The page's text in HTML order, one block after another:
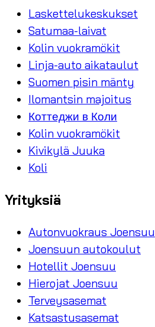
Laskettelukeskukset
Satumaa-laivat
Kolin vuokramökit
Linja-auto aikataulut
Suomen pisin mänty
Ilomantsin majoitus
Коттеджи в Коли
Kolin vuokramökit
Kivikylä Juuka
Koli
Yrityksiä
Autonvuokraus Joensuu
Joensuun autokoulut
Hotellit Joensuu
Hierojat Joensuu
Terveysasemat
Katsastusasemat